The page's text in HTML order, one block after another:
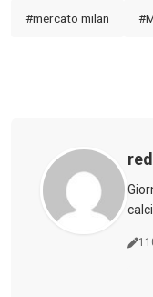
#mercato milan